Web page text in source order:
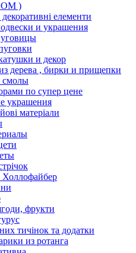
)
елементи
и украшения
и декор
дерева , бирки и прищепки
смолы
по супер цене
украшения
матеріали
Холлофайбер
фрукти
тичінок та додатки
из ротанга